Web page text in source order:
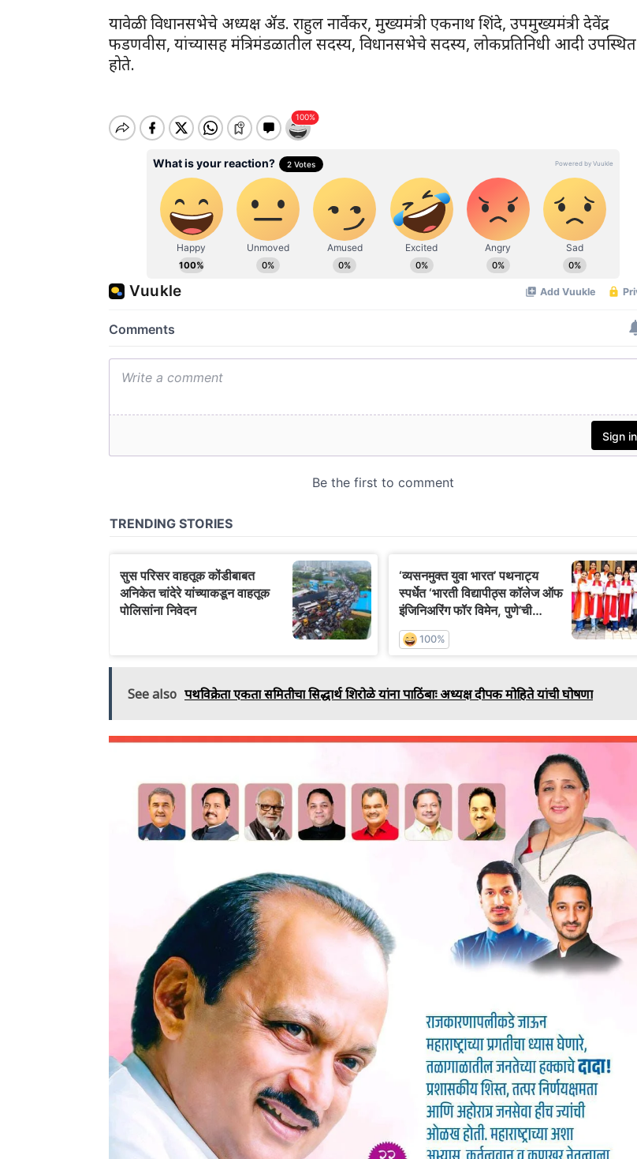
यावेळी विधानसभेचे अध्यक्ष ॲड. राहुल नार्वेकर, मुख्यमंत्री एकनाथ शिंदे, उपमुख्यमंत्री देवेंद्र
फडणवीस, यांच्यासह मंत्रिमंडळातील सदस्य, विधानसभेचे सदस्य, लोकप्रतिनिधी आदी उपस्थित
होते.
See also पथविक्रेता एकता समितीचा सिद्धार्थ शिरोळे यांना पाठिंबाः अध्यक्ष दीपक मोहिते यांची घोषणा